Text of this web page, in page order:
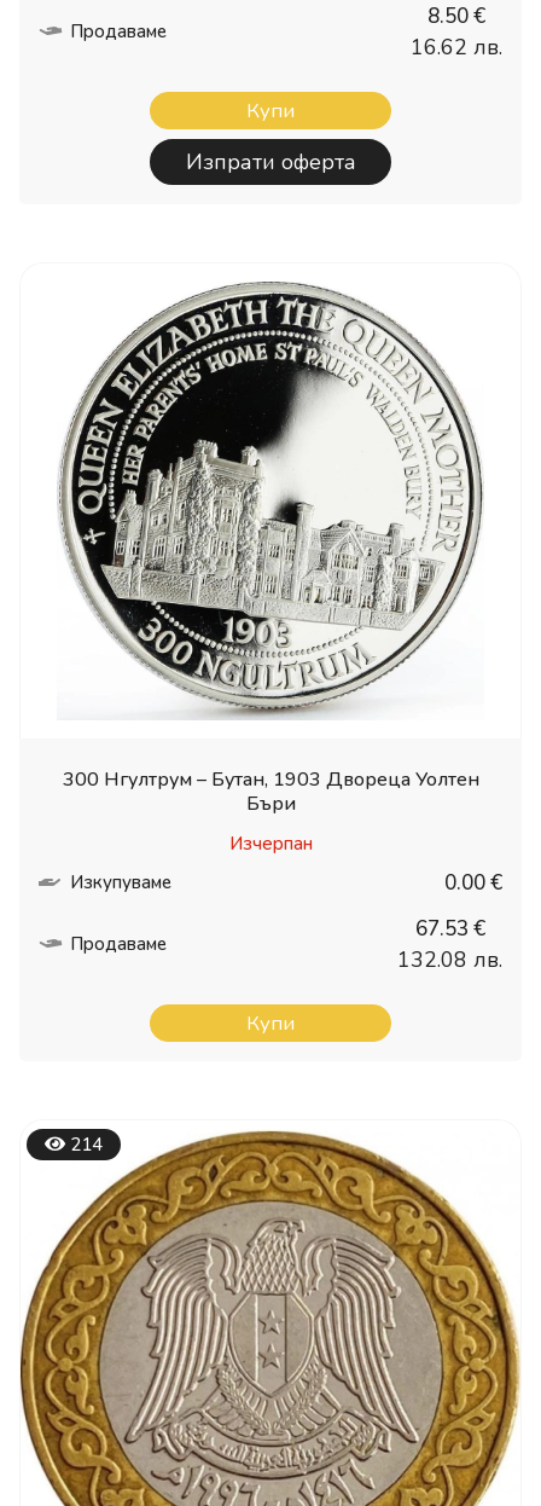
Продаваме
8.50 €
16.62 лв.
Купи
Изпрати оферта
300 Нгултрум – Бутан, 1903 Двореца Уолтен
Бъри
Изчерпан
Изкупуваме
0.00 €
Продаваме
67.53 €
132.08 лв.
Купи
214